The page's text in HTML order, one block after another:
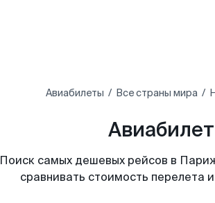
Авиабилеты Все страны мира
Поиск самых дешевых рейсов в
сравнивать стоимость перелета